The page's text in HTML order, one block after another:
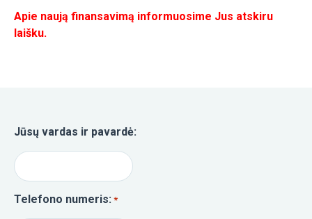
Apie naują finansavimą informuosime Jus atskiru
laišku.
Jūsų vardas ir pavardė:
Telefono numeris: *